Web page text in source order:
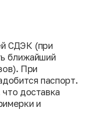
СДЭК (при
ближайший
При
паспорт.
доставка
и